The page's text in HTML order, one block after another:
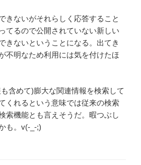
きないがそれらしく応答すること
てるので公開されていない新しい
きないということになる。出てき
不明なため利用には気を付けたほ
含めて)膨大な関連情報を検索して
くれるという意味では従来の検索
索機能とも言えそうだ。暇つぶし
も。v(-_-;)